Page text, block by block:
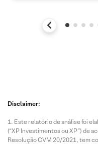
Disclaimer:
Este relatório de análise foi
(“XP Investimentos ou XP”) de
Resolução CVM 20/2021, tem